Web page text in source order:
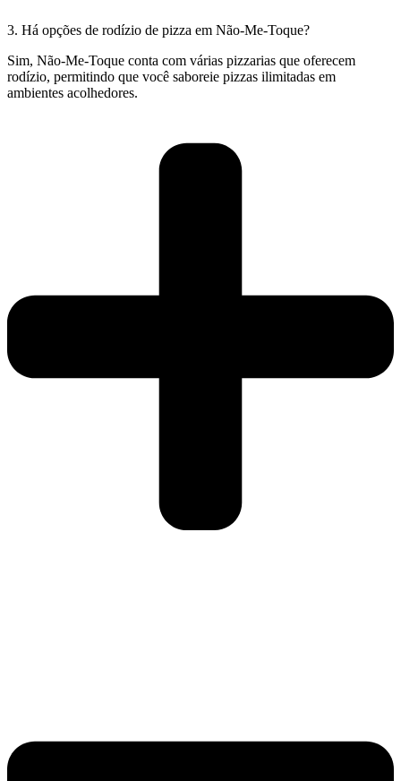
3. Há opções de rodízio de pizza em Não-Me-Toque?
Sim, Não-Me-Toque conta com várias pizzarias que oferecem
rodízio, permitindo que você saboreie pizzas ilimitadas em
ambientes acolhedores.